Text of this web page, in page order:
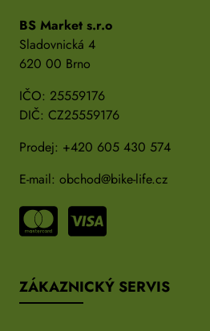
BS Market s.r.o
Sladovnická 4
620 00 Brno
IČO: 25559176
DIČ: CZ25559176
Prodej: +420 605 430 574
E-mail: obchod@bike-life.cz
ZÁKAZNICKÝ SERVIS